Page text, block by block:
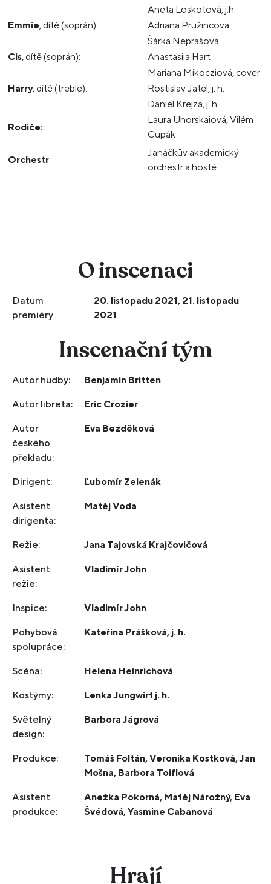
Aneta Loskotová, j.h.
Emmie, dítě (soprán):
Adriana Pružincová
Šárka Neprašová
Cis, dítě (soprán):
Anastasiia Hart
Mariana Mikocziová, cover
Harry, dítě (treble):
Rostislav Jatel, j. h.
Daniel Krejza, j. h.
Rodiče:
Laura Uhorskaiová, Vilém
Cupák
Orchestr
Janáčkův akademický
orchestr a hosté
O inscenaci
Datum
premiéry
20. listopadu 2021, 21. listopadu
2021
Inscenační tým
Autor hudby: Benjamin Britten
Autor libreta: Eric Crozier
Autor
českého
překladu:
Eva Bezděková
Dirigent: Ľubomír Zelenák
Asistent
dirigenta:
Matěj Voda
Režie: Jana Tajovská Krajčovičová
Asistent
režie:
Vladimír John
Inspice: Vladimír John
Pohybová
spolupráce:
Kateřina Prášková, j. h.
Scéna: Helena Heinrichová
Kostýmy: Lenka Jungwirt j. h.
Světelný
design:
Barbora Jágrová
Produkce:
Tomáš Foltán, Veronika Kostková, Jan
Mošna, Barbora Toiflová
Asistent
produkce:
Anežka Pokorná, Matěj Nárožný, Eva
Švédová, Yasmine Cabanová
Hrají